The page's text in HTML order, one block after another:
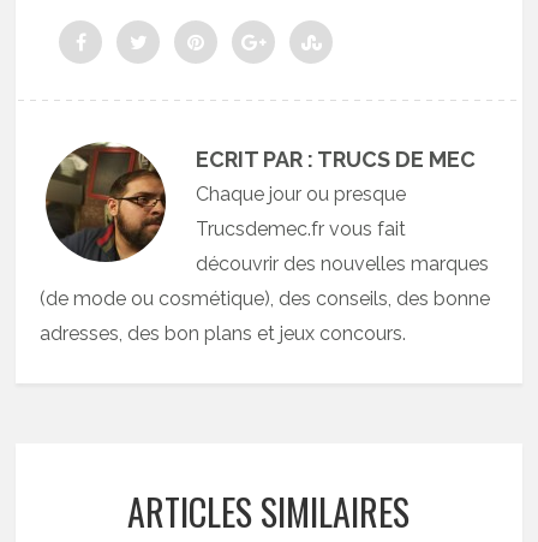
ECRIT PAR : TRUCS DE MEC
Chaque jour ou presque
Trucsdemec.fr vous fait
découvrir des nouvelles marques
(de mode ou cosmétique), des conseils, des bonne
adresses, des bon plans et jeux concours.
ARTICLES SIMILAIRES